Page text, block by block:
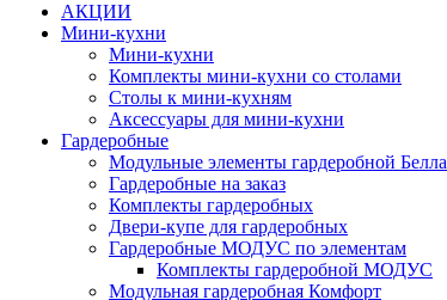
АКЦИИ
Мини-кухни
Мини-кухни
Комплекты мини-кухни со столами
Столы к мини-кухням
Аксессуары для мини-кухни
Гардеробные
Модульные элементы гардеробной Белла
Гардеробные на заказ
Комплекты гардеробных
Двери-купе для гардеробных
Гардеробные МОДУС по элементам
Комплекты гардеробной МОДУС
Модульная гардеробная Комфорт